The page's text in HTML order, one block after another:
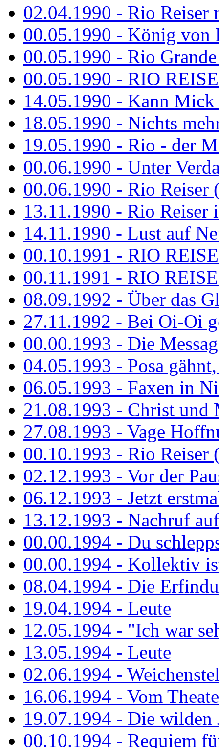
02.04.1990 - Rio
00.05.1990 - König von
00.05.1990 - Rio
00.05.1990 - RIO
14.05.1990 - Kann Mick
18.05.1990 - Nichts
19.05.1990 - Rio - der
00.06.1990 - Unter
00.06.1990 - Rio Reiser
13.11.1990 - Rio Reiser
14.11.1990 - Lust auf
00.10.1991 - RIO
00.11.1991 - RIO
08.09.1992 - Über das
27.11.1992 - Bei Oi-Oi
00.00.1993 - Die
04.05.1993 - Posa
06.05.1993 - Faxen in
21.08.1993 - Christ und
27.08.1993 - Vage
00.10.1993 - Rio Reiser
02.12.1993 - Vor der
06.12.1993 - Jetzt
13.12.1993 - Nachruf
00.00.1994 - Du
00.00.1994 - Kollektiv
08.04.1994 - Die
19.04.1994 - Leute
12.05.1994 - "Ich war
13.05.1994 - Leute
02.06.1994 -
16.06.1994 - Vom
19.07.1994 - Die wilden
00.10.1994 - Requiem